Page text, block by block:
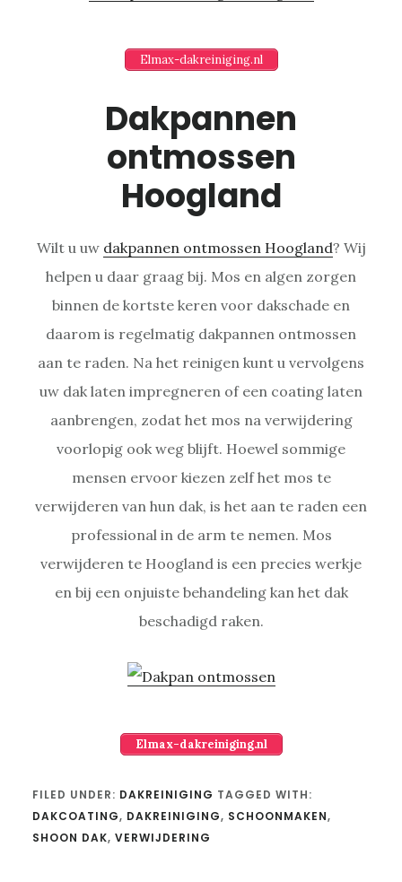
Elmax-dakreiniging.nl
Dakpannen
ontmossen
Hoogland
Wilt u uw dakpannen ontmossen Hoogland? Wij
helpen u daar graag bij. Mos en algen zorgen
binnen de kortste keren voor dakschade en
daarom is regelmatig dakpannen ontmossen
aan te raden. Na het reinigen kunt u vervolgens
uw dak laten impregneren of een coating laten
aanbrengen, zodat het mos na verwijdering
voorlopig ook weg blijft. Hoewel sommige
mensen ervoor kiezen zelf het mos te
verwijderen van hun dak, is het aan te raden een
professional in de arm te nemen. Mos
verwijderen te Hoogland is een precies werkje
en bij een onjuiste behandeling kan het dak
beschadigd raken.
Elmax-dakreiniging.nl
FILED UNDER: DAKREINIGING TAGGED WITH:
DAKCOATING, DAKREINIGING, SCHOONMAKEN,
SHOON DAK, VERWIJDERING